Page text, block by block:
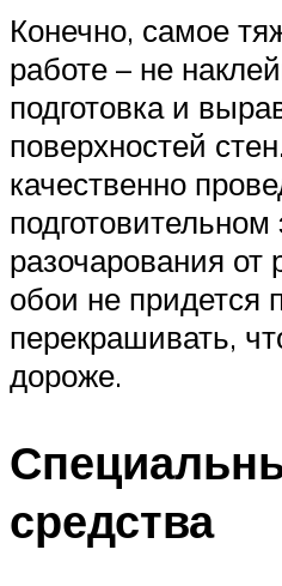
Конечно, самое
работе – не
подготовка и
поверхностей
качественно
подготовительном
разочарования от
обои не придется
перекрашивать,
дороже.
средства